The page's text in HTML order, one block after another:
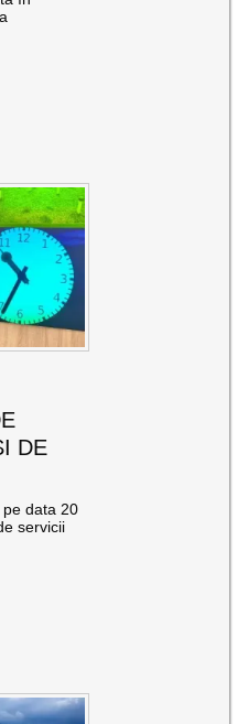
DE
pe data 20
servicii